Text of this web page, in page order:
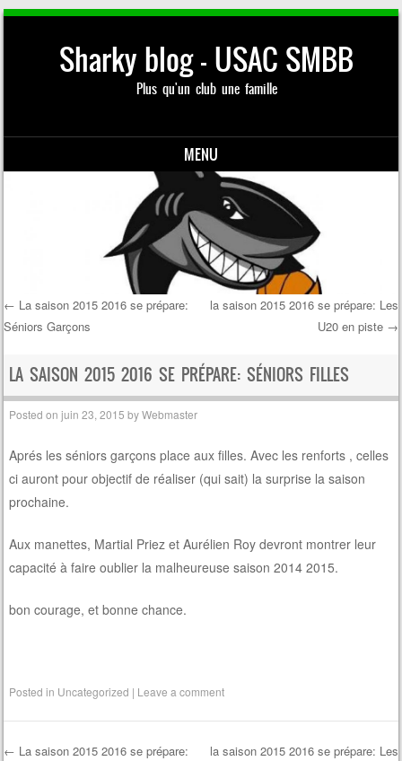
Sharky blog – USAC SMBB
Plus qu'un club une famille
MENU
Post navigation
← La saison 2015 2016 se prépare:
Séniors Garçons
la saison 2015 2016 se prépare: Les
U20 en piste →
LA SAISON 2015 2016 SE PRÉPARE: SÉNIORS FILLES
Posted onjuin 23, 2015 byWebmaster
Aprés les séniors garçons place aux filles. Avec les renforts , celles
ci auront pour objectif de réaliser (qui sait) la surprise la saison
prochaine.
Aux manettes, Martial Priez et Aurélien Roy devront montrer leur
capacité à faire oublier la malheureuse saison 2014 2015.
bon courage, et bonne chance.
Posted in Uncategorized | Leave a comment
← La saison 2015 2016 se prépare:
la saison 2015 2016 se prépare: Les